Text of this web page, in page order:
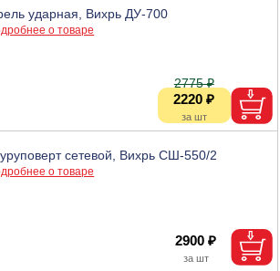
ударная, Вихрь ДУ-700
о товаре
2220 ₽
2775 ₽
сетевой, Вихрь СШ-550/2
о товаре
2900 ₽